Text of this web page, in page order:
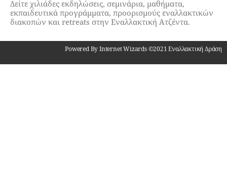
Δείτε χιλιάδες εκδηλώσεις, σεμινάρια, μαθήματα,
εκπαιδευτικά προγράμματα, προορισμούς εναλλακτικών
διακοπών και retreats στην Εναλλακτική Ατζέντα.
Powered By Internet Wizards ©2021 Εναλλακτική Δράση